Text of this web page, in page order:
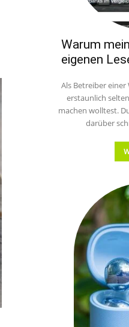
Warum
eigenen
Als Betreiber
erstaunlich
machen wolltest.
darüber